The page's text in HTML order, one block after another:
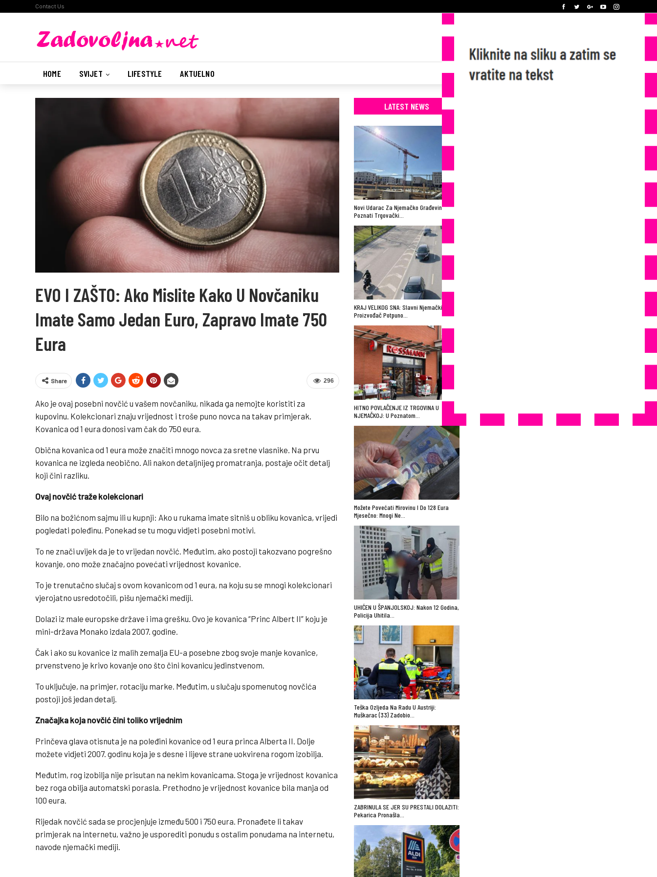
Contact Us
HOME SVIJET LIFESTYLE AKTUELNO
EVO I ZAŠTO: Ako Mislite Kako U Novčaniku
Imate Samo Jedan Euro, Zapravo Imate 750
Eura
296
Share
Ako je ovaj posebni novčić u vašem novčaniku, nikada ga nemojte koristiti za
kupovinu. Kolekcionari znaju vrijednost i troše puno novca na takav primjerak.
Kovanica od 1 eura donosi vam čak do 750 eura.
Obična kovanica od 1 eura može značiti mnogo novca za sretne vlasnike. Na prvu
kovanica ne izgleda neobično. Ali nakon detaljnijeg promatranja, postaje očit detalj
koji čini razliku.
Ovaj novčić traže kolekcionari
Bilo na božićnom sajmu ili u kupnji: Ako u rukama imate sitniš u obliku kovanica, vrijedi
pogledati poleđinu. Ponekad se tu mogu vidjeti posebni motivi.
To ne znači uvijek da je to vrijedan novčić. Međutim, ako postoji takozvano pogrešno
kovanje, ono može značajno povećati vrijednost kovanice.
To je trenutačno slučaj s ovom kovanicom od 1 eura, na koju su se mnogi kolekcionari
vjerojatno usredotočili, pišu njemački mediji.
Dolazi iz male europske države i ima grešku. Ovo je kovanica “Princ Albert II” koju je
mini-država Monako izdala 2007. godine.
Čak i ako su kovanice iz malih zemalja EU-a posebne zbog svoje manje kovanice,
prvenstveno je krivo kovanje ono što čini kovanicu jedinstvenom.
To uključuje, na primjer, rotaciju marke. Međutim, u slučaju spomenutog novčića
postoji još jedan detalj.
Značajka koja novčić čini toliko vrijednim
Prinčeva glava otisnuta je na poleđini kovanice od 1 eura princa Alberta II. Dolje
možete vidjeti 2007. godinu koja je s desne i lijeve strane uokvirena rogom izobilja.
Međutim, rog izobilja nije prisutan na nekim kovanicama. Stoga je vrijednost kovanica
bez roga obilja automatski porasla. Prethodno je vrijednost kovanice bila manja od
100 eura.
Rijedak novčić sada se procjenjuje između 500 i 750 eura. Pronađete li takav
primjerak na internetu, važno je usporediti ponudu s ostalim ponudama na internetu,
navode njemački mediji.
LATEST NEWS
Novi Udarac Za Njemačko Građevinarstvo:
Poznati Trgovački…
KRAJ VELIKOG SNA: Slavni Njemački
Proizvođač Potpuno…
HITNO POVLAČENJE IZ TRGOVINA U
NJEMAČKOJ: U Poznatom…
Možete Povećati Mirovinu I Do 128 Eura
Mjesečno: Mnogi Ne…
UHIĆEN U ŠPANJOLSKOJ: Nakon 12 Godina,
Policija Uhitila…
Teška Ozljeda Na Radu U Austriji:
Muškarac (33) Zadobio…
ZABRINULA SE JER SU PRESTALI DOLAZITI:
Pekarica Pronašla…